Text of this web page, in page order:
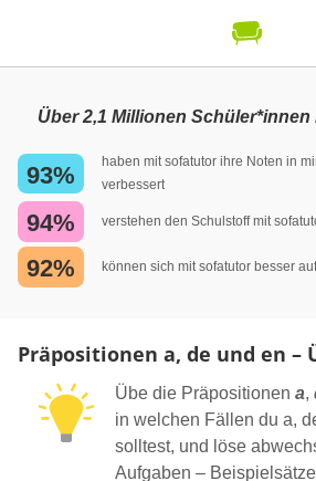
Über 2,1 Millionen
93%
haben mit sofatutor ihre Noten in
verbessert
94% verstehen den Schulstoff mit
92% können sich mit sofatutor besser
Präpositionen a, de und en –
Übe die Präpositionen a,
in welchen Fällen du a,
solltest, und löse
Aufgaben –